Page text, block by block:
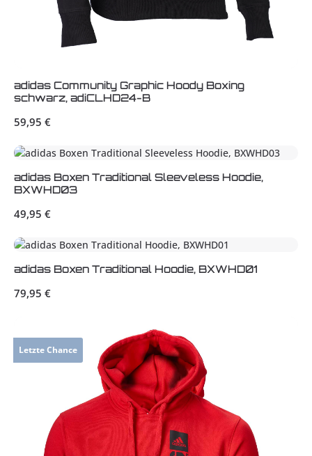
adidas Community Graphic Hoody Boxing
schwarz, adiCLHD24-B
Regulärer Preis:
59,95 €
adidas Boxen Traditional Sleeveless Hoodie,
BXWHD03
Regulärer Preis:
49,95 €
adidas Boxen Traditional Hoodie, BXWHD01
Regulärer Preis:
79,95 €
Letzte Chance